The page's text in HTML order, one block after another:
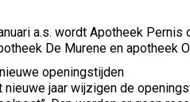
a.s. wordt Apotheek
De Murene en apotheek
openingstijden
nieuwe jaar wijzigen de